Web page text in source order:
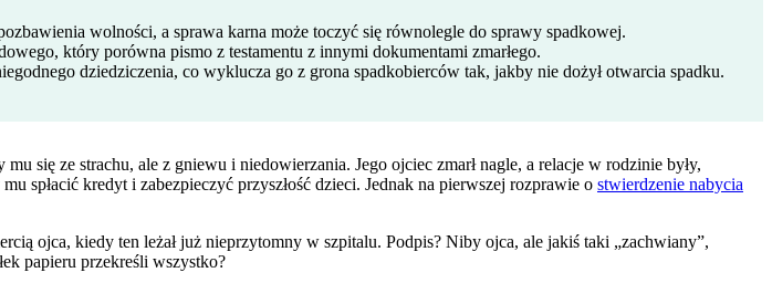
wolności, a sprawa karna może toczyć się równolegle do sprawy spadkowej.
który porówna pismo z testamentu z innymi dokumentami zmarłego.
dziedziczenia, co wyklucza go z grona spadkobierców tak, jakby nie dożył otwarcia spadku.
się ze strachu, ale z gniewu i niedowierzania. Jego ojciec zmarł nagle, a relacje w rodzinie były,
spłacić kredyt i zabezpieczyć przyszłość dzieci. Jednak na pierwszej rozprawie o stwierdzenie nabycia
ojca, kiedy ten leżał już nieprzytomny w szpitalu. Podpis? Niby ojca, ale jakiś taki „zachwiany”,
papieru przekreśli wszystko?